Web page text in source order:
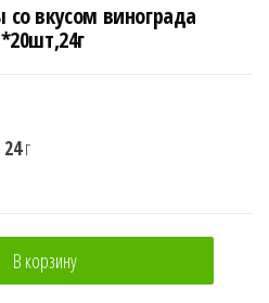
вкусом винограда
24г
кислые леденцы со вкусом
В корзину